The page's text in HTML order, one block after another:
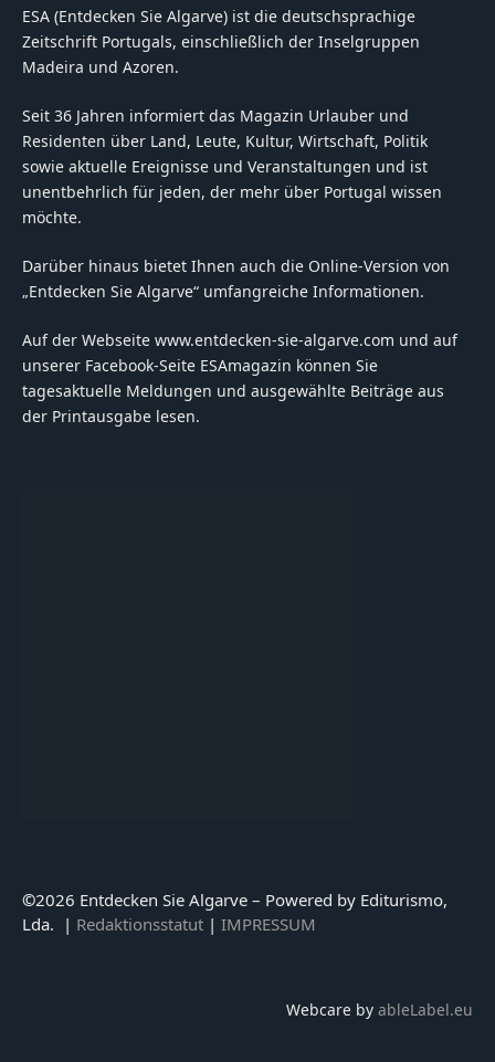
ESA (Entdecken Sie Algarve) ist die deutschsprachige
Zeitschrift Portugals, einschließlich der Inselgruppen
Madeira und Azoren.
Seit 36 Jahren informiert das Magazin Urlauber und
Residenten über Land, Leute, Kultur, Wirtschaft, Politik
sowie aktuelle Ereignisse und Veranstaltungen und ist
unentbehrlich für jeden, der mehr über Portugal wissen
möchte.
Darüber hinaus bietet Ihnen auch die Online-Version von
„Entdecken Sie Algarve“ umfangreiche Informationen.
Auf der Webseite www.entdecken-sie-algarve.com und auf
unserer Facebook-Seite ESAmagazin können Sie
tagesaktuelle Meldungen und ausgewählte Beiträge aus
der Printausgabe lesen.
©2026 Entdecken Sie Algarve – Powered by Editurismo,
Lda. | Redaktionsstatut | IMPRESSUM
Webcare by ableLabel.eu